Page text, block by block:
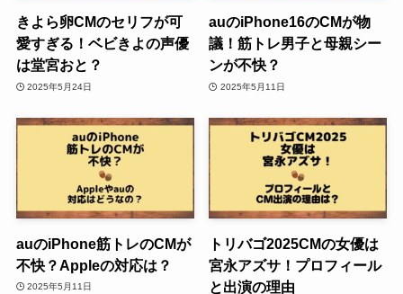
きよら卵CMのセリフが可
愛すぎる！ベビきよの声優
は堂宮おと？
2025年5月24日
auのiPhone16のCMが物
議！筋トレ男子と母親シー
ンが不快？
2025年5月11日
auのiPhone筋トレのCMが
不快？Appleの対応は？
2025年5月11日
トリバゴ2025CMの女優は
宮永アズサ！プロフィール
と出演の理由